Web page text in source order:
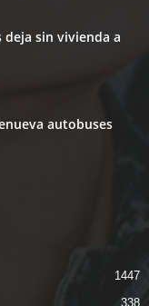
sin vivienda a
autobuses
1447
338